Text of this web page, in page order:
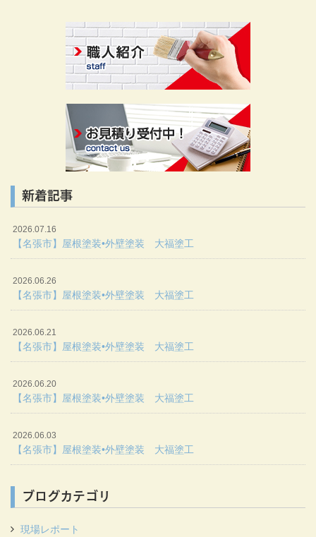
新着記事
2026.07.16
【名張市】屋根塗装•外壁塗装 大福塗工
2026.06.26
【名張市】屋根塗装•外壁塗装 大福塗工
2026.06.21
【名張市】屋根塗装•外壁塗装 大福塗工
2026.06.20
【名張市】屋根塗装•外壁塗装 大福塗工
2026.06.03
【名張市】屋根塗装•外壁塗装 大福塗工
ブログカテゴリ
現場レポート